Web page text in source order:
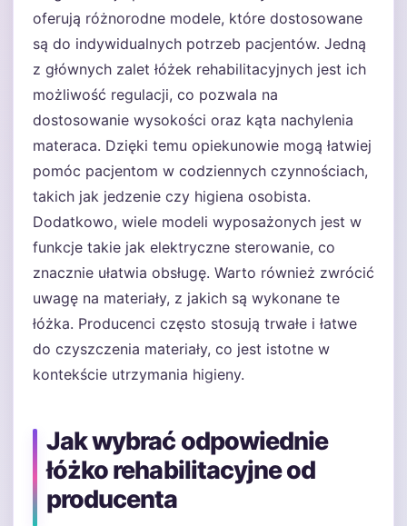
oferują różnorodne modele, które dostosowane
są do indywidualnych potrzeb pacjentów. Jedną
z głównych zalet łóżek rehabilitacyjnych jest ich
możliwość regulacji, co pozwala na
dostosowanie wysokości oraz kąta nachylenia
materaca. Dzięki temu opiekunowie mogą łatwiej
pomóc pacjentom w codziennych czynnościach,
takich jak jedzenie czy higiena osobista.
Dodatkowo, wiele modeli wyposażonych jest w
funkcje takie jak elektryczne sterowanie, co
znacznie ułatwia obsługę. Warto również zwrócić
uwagę na materiały, z jakich są wykonane te
łóżka. Producenci często stosują trwałe i łatwe
do czyszczenia materiały, co jest istotne w
kontekście utrzymania higieny.
Jak wybrać odpowiednie
łóżko rehabilitacyjne od
producenta